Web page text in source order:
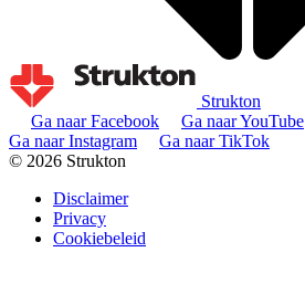
Strukton
Ga naar Facebook
Ga naar YouTube
Ga naar Instagram
Ga naar TikTok
© 2026 Strukton
Disclaimer
Privacy
Cookiebeleid